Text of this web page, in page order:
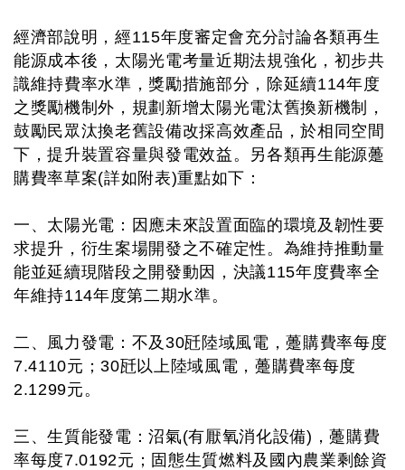
經濟部說明，經115年度審定會充分討論各類再生
能源成本後，太陽光電考量近期法規強化，初步共
識維持費率水準，獎勵措施部分，除延續114年度
之獎勵機制外，規劃新增太陽光電汰舊換新機制，
鼓勵民眾汰換老舊設備改採高效產品，於相同空間
下，提升裝置容量與發電效益。另各類再生能源躉
購費率草案(詳如附表)重點如下：
一、太陽光電：因應未來設置面臨的環境及韌性要
求提升，衍生案場開發之不確定性。為維持推動量
能並延續現階段之開發動因，決議115年度費率全
年維持114年度第二期水準。
二、風力發電：不及30瓩陸域風電，躉購費率每度
7.4110元；30瓩以上陸域風電，躉購費率每度
2.1299元。
三、生質能發電：沼氣(有厭氧消化設備)，躉購費
率每度7.0192元；固態生質燃料及國內農業剩餘資